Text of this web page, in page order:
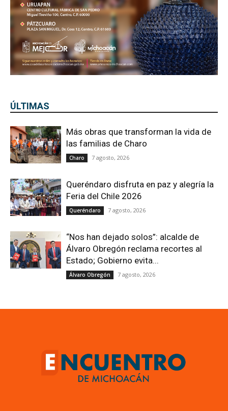
ÚLTIMAS
Más obras que transforman la vida de
las familias de Charo
Charo 7 agosto, 2026
Queréndaro disfruta en paz y alegría la
Feria del Chile 2026
Queréndaro 7 agosto, 2026
“Nos han dejado solos”: alcalde de
Álvaro Obregón reclama recortes al
Estado; Gobierno evita...
Álvaro Obregón 7 agosto, 2026